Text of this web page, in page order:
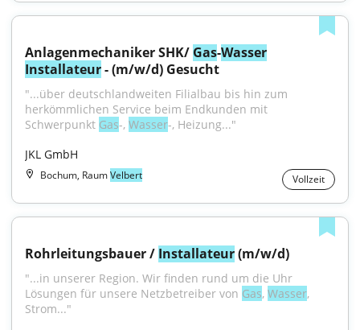
Anlagenmechaniker SHK/ Gas-Wasser
Installateur - (m/w/d) Gesucht
"...über deutschlandweiten Filialbau bis hin zum
herkömmlichen Service beim Endkunden mit
Schwerpunkt Gas-, Wasser-, Heizung..."
JKL GmbH
Bochum, RaumVelbert Vollzeit
Rohrleitungsbauer / Installateur (m/w/d)
"...in unserer Region. Wir finden rund um die Uhr
Lösungen für unsere Netzbetreiber von Gas, Wasser,
Strom..."